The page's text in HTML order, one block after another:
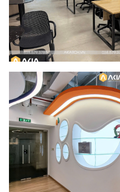
River Garden
Building - HCM City
Scope of Work
Design & Build
Location
Saigon Riverside
Office - HCM City